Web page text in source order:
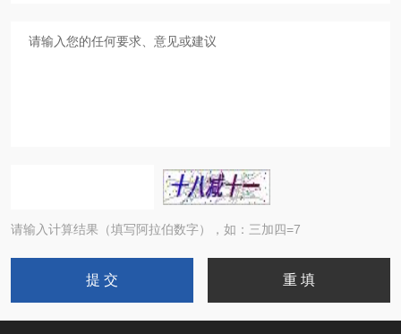
请输入计算结果（填写阿拉伯数字），如：三加四=7